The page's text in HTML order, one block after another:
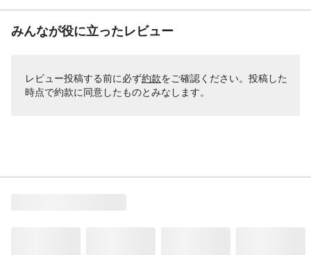
みんなが役に立ったレビュー
レビュー投稿する前に必ず約款をご確認ください。投稿した
時点で約款に同意したものとみなします。